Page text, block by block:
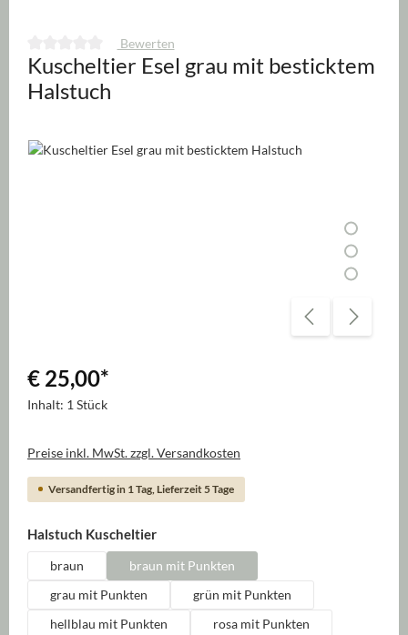
Durchschnittliche Bewertung von 0 von 5 Sternen
Bewerten
Kuscheltier Esel grau mit besticktem
Halstuch
Bildergalerie überspringen
€ 25,00*
Inhalt: 1 Stück
Preise inkl. MwSt. zzgl. Versandkosten
Versandfertig in 1 Tag, Lieferzeit 5 Tage
Halstuch Kuscheltierauswählen
braun
braun mit Punkten
grau mit Punkten
grün mit Punkten
hellblau mit Punkten
rosa mit Punkten